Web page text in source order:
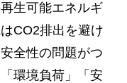
生可能エネルギ
CO2排出を避け
全性の問題がつ
環境負荷」「安